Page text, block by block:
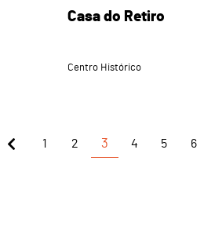
Casa do Retiro
Centro Histórico
1 2 3 4 5 6